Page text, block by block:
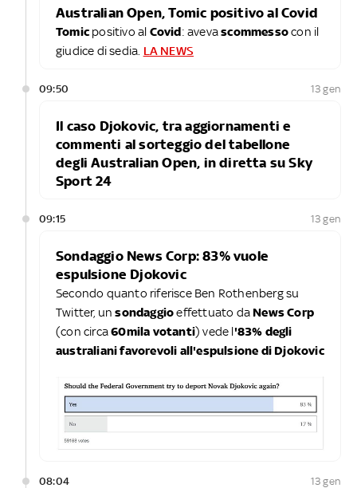
Australian Open, Tomic positivo al Covid
Tomic positivo al Covid: avevascommessocon il
giudice di sedia. LA NEWS
09:50 13 gen
Il caso Djokovic, tra aggiornamenti e
commenti al sorteggio del tabellone
degli Australian Open, in diretta su Sky
Sport 24
09:15 13 gen
Sondaggio News Corp: 83% vuole
espulsione Djokovic
Secondo quanto riferisce Ben Rothenberg su
Twitter, unsondaggioeffettuato da News Corp
(con circa60mila votanti) vede l'83% degli
australiani favorevoli all'espulsione di Djokovic
08:04 13 gen